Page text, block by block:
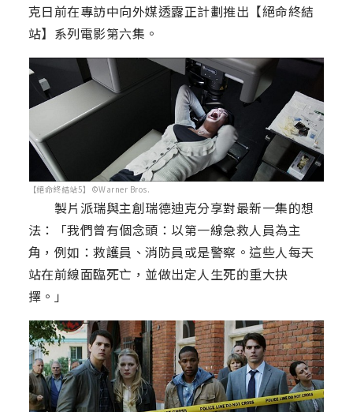
克日前在專訪中向外媒透露正計劃推出【絕命終結
站】系列電影第六集。
【絕命終結站5】©Warner Bros.
製片派瑞與主創瑞德迪克分享對最新一集的想
法：「我們曾有個念頭：以第一線急救人員為主
角，例如：救護員、消防員或是警察。這些人每天
站在前線面臨死亡，並做出定人生死的重大抉
擇。」